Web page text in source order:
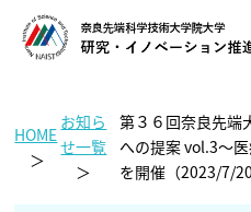
HOME
お知ら
せ一覧
第３６回奈良先端
への提案 vol.3～
を開催（2023/7/20